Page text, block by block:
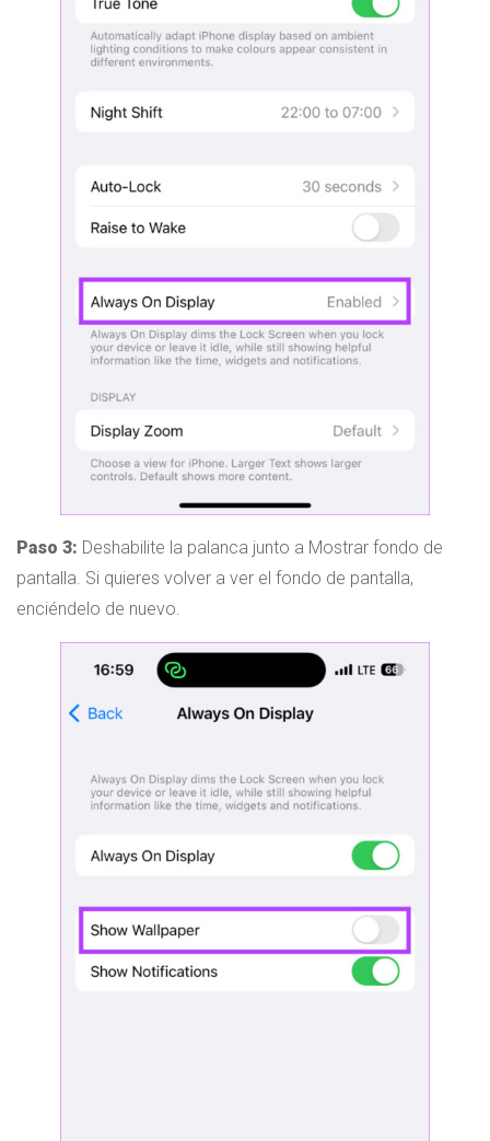
Paso 3: Deshabilite la palanca junto a Mostrar fondo de
pantalla. Si quieres volver a ver el fondo de pantalla,
enciéndelo de nuevo.